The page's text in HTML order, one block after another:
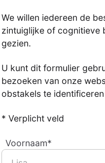
We willen iedereen de
zintuiglijke of cognitieve
gezien.
U kunt dit formulier
bezoeken van onze
obstakels te
* Verplicht veld
Voornaam*